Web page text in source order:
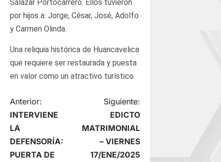
Salazar Portocarrero. Ellos tuvieron
por hijos a: Jorge, César, José, Adolfo
y Carmen Olinda.
Una reliquia histórica de Huancavelica
que requiere ser restaurada y puesta
en valor como un atractivo turístico.
N
a
v
Anterior:
INTERVIENE
LA
DEFENSORÍA:
PUERTA DE
Siguiente:
EDICTO
MATRIMONIAL
– VIERNES
17/ENE/2025